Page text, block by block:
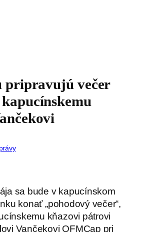
pripravujú večer
sa bude v kapucínskom
konať „pohodový večer“,
kňazovi pátrovi
Vančekovi OFMCap pri